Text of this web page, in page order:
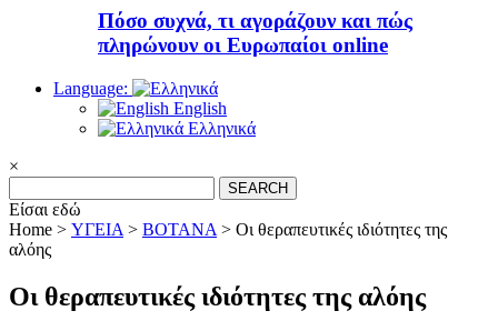
Πόσο συχνά, τι αγοράζουν και πώς
πληρώνουν οι Ευρωπαίοι online
Language:
English
Ελληνικά
×
for:
Είσαι εδώ
Home > ΥΓΕΙΑ > ΒΟΤΑΝΑ > Οι θεραπευτικές ιδιότητες της
αλόης
Οι θεραπευτικές ιδιότητες της αλόης